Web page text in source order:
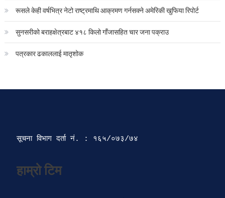
रूसले केही वर्षभित्र नेटो राष्ट्रमाथि आक्रमण गर्नसक्ने अमेरिकी खुफिया रिपोर्ट
सुनसरीको बराहक्षेत्रबाट ४१८ किलो गाँजासहित चार जना पक्राउ
पत्रकार ढकाललाई मातृशोक
सूचना विभाग दर्ता‍ नं. : १६५/०७३/७४
हाम्रो टिम